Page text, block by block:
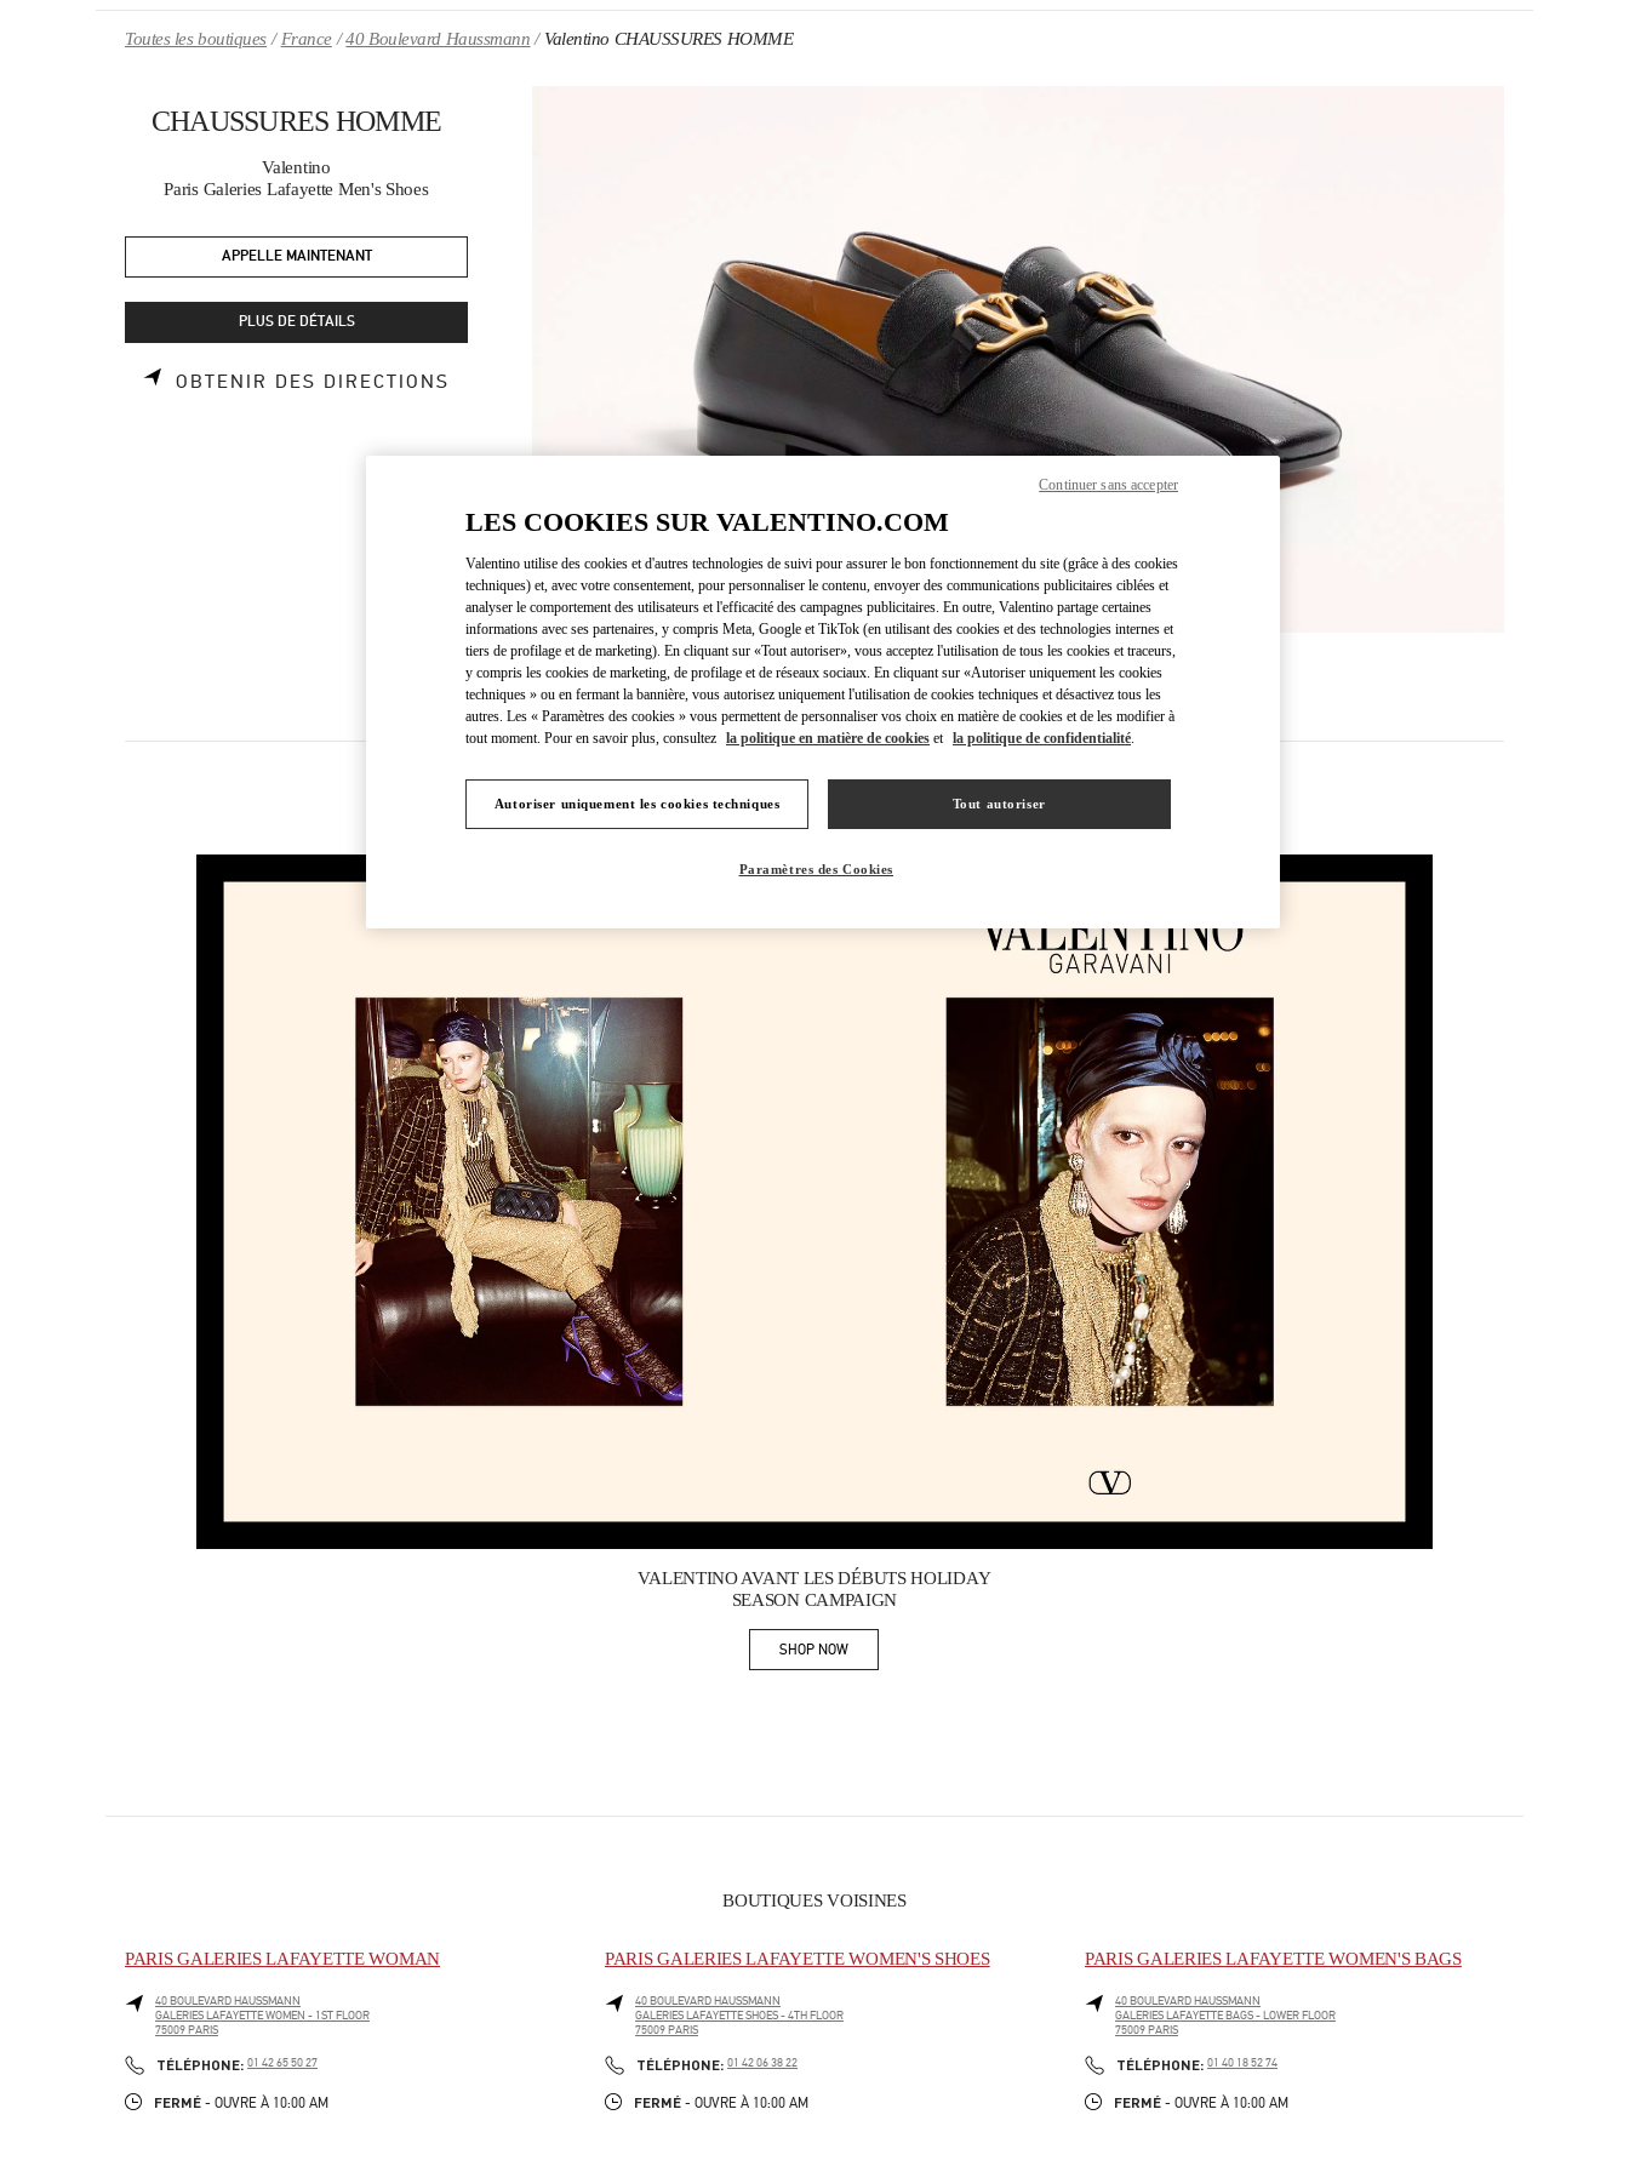
Toutes les boutiques France 40 Boulevard Haussmann Valentino CHAUSSURES HOMME
CHAUSSURES HOMME
Valentino
Paris Galeries Lafayette Men's Shoes
APPELLE MAINTENANT
PLUS DE DÉTAILS
OBTENIR DES DIRECTIONS LINK OPENS IN NEW TAB
DÉCOUVRIR PLUS
Link Opens in New Tab
NOUVEAUTÉS DANS LA BOUTIQUE VALENTINO - Paris Galeries Lafayette Men's Shoes
Link Opens in New Tab
VALENTINO AVANT LES DÉBUTS HOLIDAY
SEASON CAMPAIGN
SHOP NOWLink Opens in New Tab
BOUTIQUES VOISINES
PARIS GALERIES LAFAYETTE WOMAN
40 BOULEVARD HAUSSMANN
GALERIES LAFAYETTE WOMEN - 1ST FLOOR
75009PARIS
TÉLÉPHONE: PHONE
01 42 65 50 27
FERMÉ - OUVRE À 10:00 AM
PARIS GALERIES LAFAYETTE WOMEN'S SHOES
40 BOULEVARD HAUSSMANN
GALERIES LAFAYETTE SHOES - 4TH FLOOR
75009PARIS
TÉLÉPHONE: PHONE
01 42 06 38 22
FERMÉ - OUVRE À 10:00 AM
PARIS GALERIES LAFAYETTE WOMEN'S BAGS
40 BOULEVARD HAUSSMANN
GALERIES LAFAYETTE BAGS - LOWER FLOOR
75009PARIS
TÉLÉPHONE: PHONE
01 40 18 52 74
FERMÉ - OUVRE À 10:00 AM
LES COOKIES SUR VALENTINO.COM
Valentino utilise des cookies et d'autres technologies de suivi pour assurer le bon fonctionnement du site (grâce à des cookies
techniques) et, avec votre consentement, pour personnaliser le contenu, envoyer des communications publicitaires ciblées et
analyser le comportement des utilisateurs et l'efficacité des campagnes publicitaires. En outre, Valentino partage certaines
informations avec ses partenaires, y compris Meta, Google et TikTok (en utilisant des cookies et des technologies internes et
tiers de profilage et de marketing). En cliquant sur «Tout autoriser», vous acceptez l'utilisation de tous les cookies et traceurs,
y compris les cookies de marketing, de profilage et de réseaux sociaux. En cliquant sur «Autoriser uniquement les cookies
techniques » ou en fermant la bannière, vous autorisez uniquement l'utilisation de cookies techniques et désactivez tous les
autres. Les « Paramètres des cookies » vous permettent de personnaliser vos choix en matière de cookies et de les modifier à
tout moment. Pour en savoir plus, consultez la politique en matière de cookies et la politique de confidentialité.
Autoriser uniquement les cookies techniques Tout autoriser
Paramètres des Cookies
Continuer sans accepter